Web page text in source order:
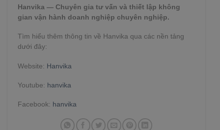
Hanvika — Chuyên gia tư vấn và thiết lập không
gian vận hành doanh nghiệp chuyên nghiệp.
Tìm hiểu thêm thông tin về Hanvika qua các nền tảng
dưới đây:
Website: Hanvika
Youtube: hanvika
Facebook: hanvika